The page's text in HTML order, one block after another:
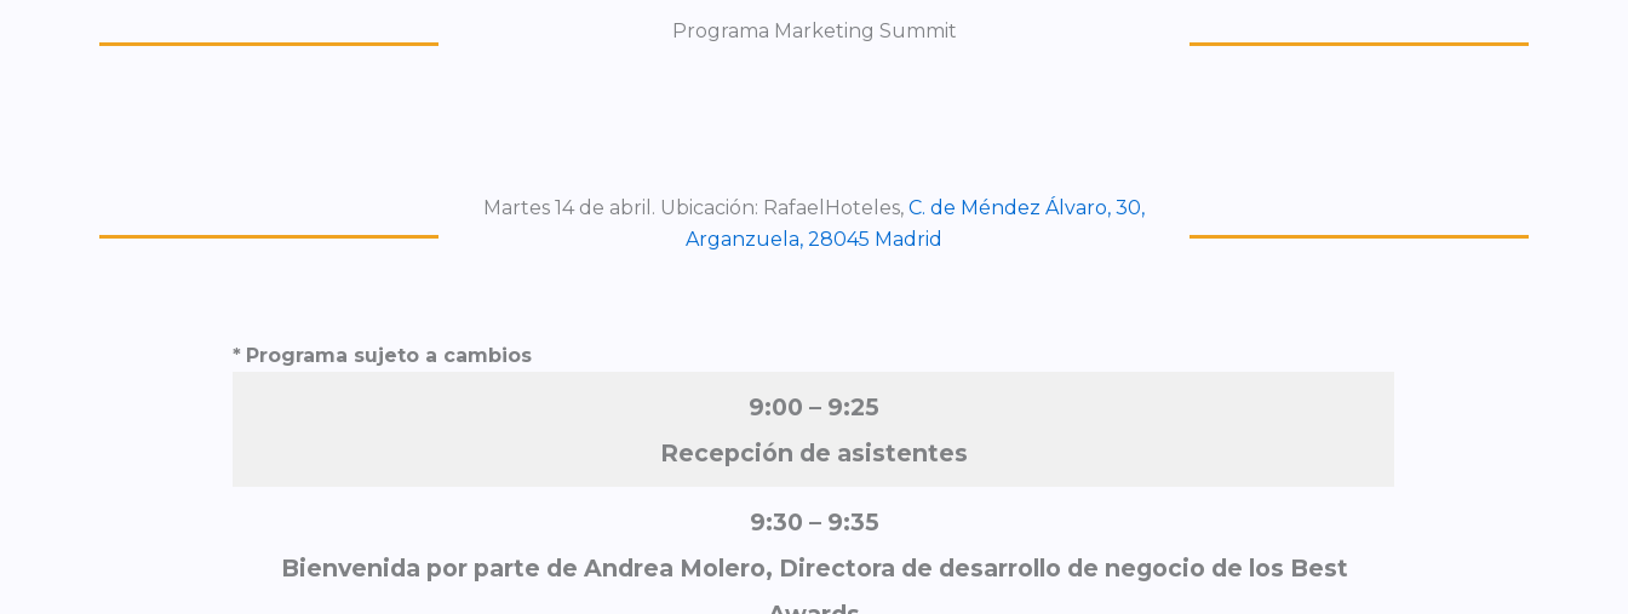
Programa Marketing Summit
Martes 14 de abril. Ubicación: RafaelHoteles, C. de Méndez Álvaro, 30,
Arganzuela, 28045 Madrid
* Programa sujeto a cambios
9:00 – 9:25
Recepción de asistentes
9:30 – 9:35
Bienvenida por parte de Andrea Molero, Directora de desarrollo de negocio de los Best